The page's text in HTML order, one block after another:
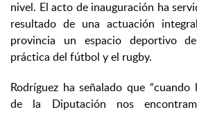
nivel. El acto de inauguración ha
resultado de una actuación
provincia un espacio deportivo
práctica del fútbol y el rugby.
Rodríguez ha señalado que
de la Diputación nos